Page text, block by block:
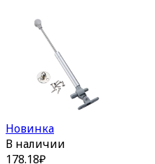
Новинка
В наличии
178.18₽